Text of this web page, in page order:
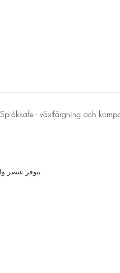
- växtfärgning och
يتوفر عنصر